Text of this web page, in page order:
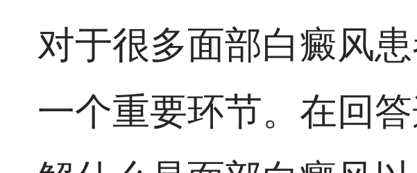
对于很多面部白癜风
一个重要环节。在回